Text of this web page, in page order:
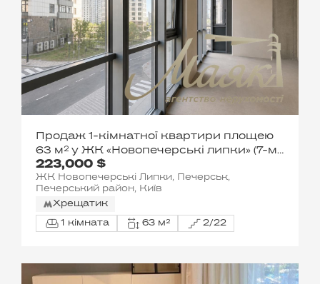
223,000 $
Продаж 1-кімнатної квартири площею
63 м² у ЖК «Новопечерські липки» (7-ма
черга), будинок № 2, вул. Андрія
Верхогляда/Драгомирова, Печерськ,
Київ
ЖК Новопечерські Липки, Печерськ,
Печерський район, Київ
Хрещатик
1 кімната 63 м² 2/22